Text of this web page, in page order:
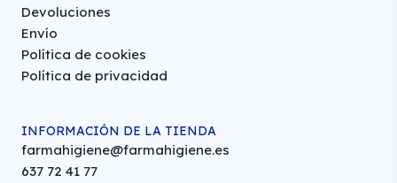
Devoluciones
Envío
Política de cookies
Política de privacidad
INFORMACIÓN DE LA TIENDA
farmahigiene@farmahigiene.es
637 72 41 77